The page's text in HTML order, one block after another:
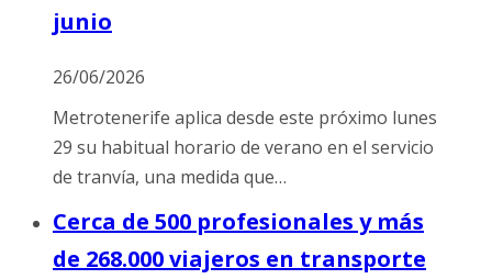
junio
26/06/2026
Metrotenerife aplica desde este próximo lunes
29 su habitual horario de verano en el servicio
de tranvía, una medida que…
Cerca de 500 profesionales y más
de 268.000 viajeros en transporte